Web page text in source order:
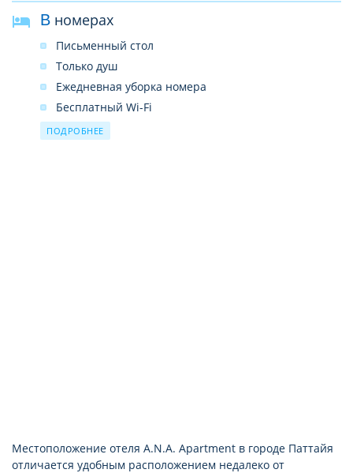
В номерах
Письменный стол
Только душ
Ежедневная уборка номера
Бесплатный Wi-Fi
ЖК-телевизор
ПОДРОБНЕЕ
Местоположение отеля A.N.A. Apartment в городе Паттайя
отличается удобным расположением недалеко от